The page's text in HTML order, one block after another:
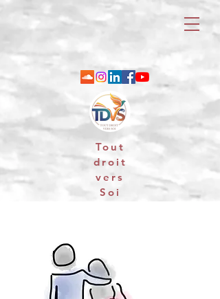
Tout
droit
vers
Soi